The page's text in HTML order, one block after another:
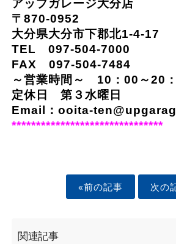
アップガレージ大分店
〒870-0952
大分県大分市下郡北1-4-17
TEL 097-504-7000
FAX 097-504-7484
～営業時間～ 10：00～20
定休日 第３水曜日
Email： ooita-
*******************************
«前の記事 次の
関連記事